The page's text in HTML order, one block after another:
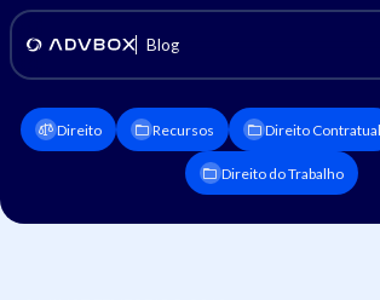
Blog
Direito Recursos Direito Contratual
Direito do Trabalho